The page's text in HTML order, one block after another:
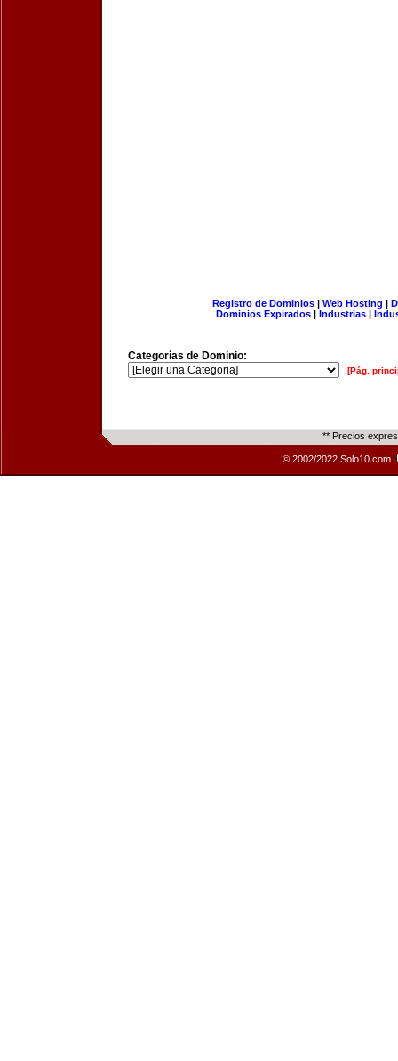
Registro de Dominios| Web Hosting |
Dominios Expirados | Industrias |
Categorías de Dominio:
[Pág.
** Precios
© 2002/2022 Solo10.com